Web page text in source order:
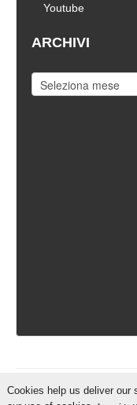
Youtube
ARCHIVI
Cookies help us deliver our